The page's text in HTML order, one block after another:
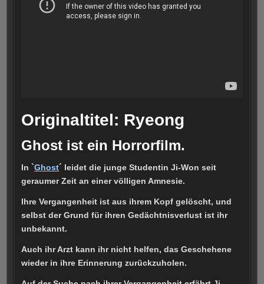
Originaltitel: Ryeong
Ghost ist ein Horrorfilm.
In `Ghost´ leidet die junge Studentin Ji-Won seit
geraumer Zeit an einer völligen Amnesie.
Ihre Vergangenheit ist aus ihrem Kopf gelöscht, und
selbst der Grund für ihren Gedächtnisverlust ist ihr
unbekannt.
Auch ihr Arzt kann ihr nicht helfen, das Geschehene
wieder in ihre Erinnerung zurückzuholen.